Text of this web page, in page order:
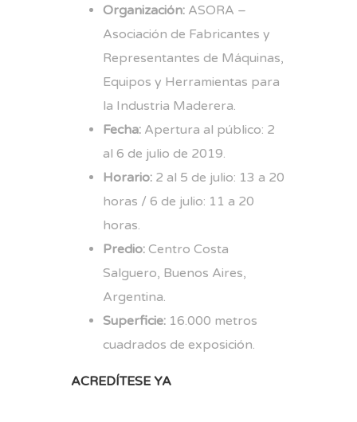
Organización: ASORA –
Asociación de Fabricantes y
Representantes de Máquinas,
Equipos y Herramientas para
la Industria Maderera.
Fecha: Apertura al público: 2
al 6 de julio de 2019.
Horario: 2 al 5 de julio: 13 a 20
horas / 6 de julio: 11 a 20
horas.
Predio: Centro Costa
Salguero, Buenos Aires,
Argentina.
Superficie: 16.000 metros
cuadrados de exposición.
ACREDÍTESE YA